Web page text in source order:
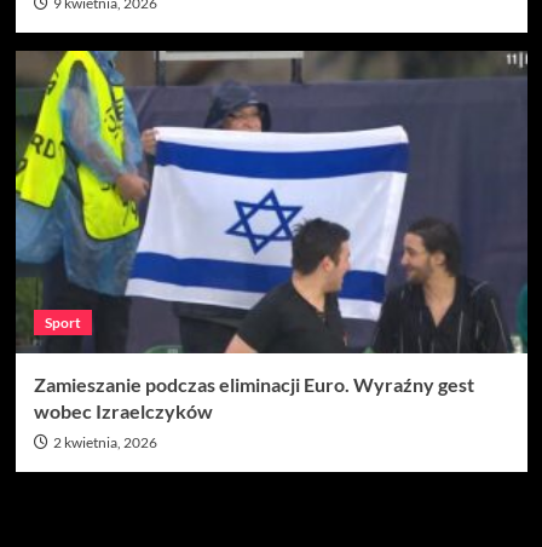
Sport
Zamieszanie podczas eliminacji Euro. Wyraźny gest
wobec Izraelczyków
2 kwietnia, 2026